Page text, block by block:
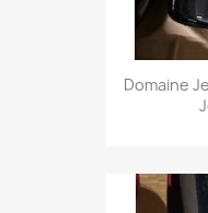
Domaine